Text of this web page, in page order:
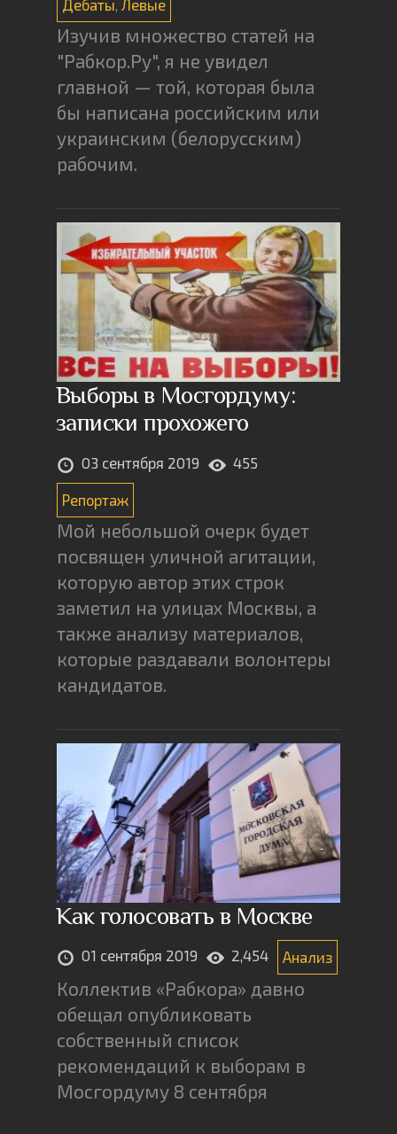
Дебаты Левые
Изучив множество статей на
"Рабкор.Ру", я не увидел
главной — той, которая была
бы написана российским или
украинским (белорусским)
рабочим.
Выборы в Мосгордуму:
записки прохожего
03 сентября 2019 455
Репортаж
Мой небольшой очерк будет
посвящен уличной агитации,
которую автор этих строк
заметил на улицах Москвы, а
также анализу материалов,
которые раздавали волонтеры
кандидатов.
Как голосовать в Москве
01 сентября 2019 2,454 Анализ
Коллектив «Рабкора» давно
обещал опубликовать
собственный список
рекомендаций к выборам в
Мосгордуму 8 сентября